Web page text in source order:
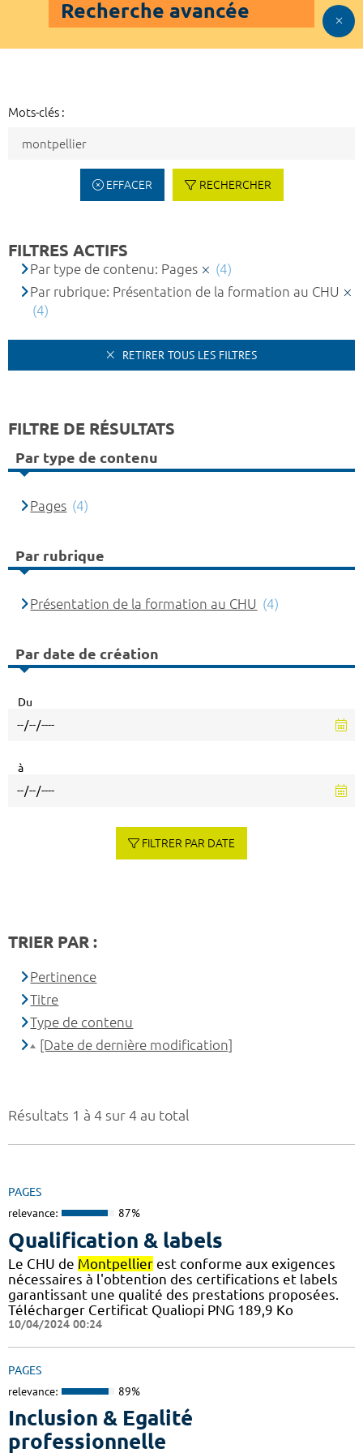
Recherche avancée
Mots-clés :
EFFACER RECHERCHER
Résultats 1 à 4 sur 4 au total
PAGES
relevance: 87%
Qualification & labels
Le CHU de Montpellier est conforme aux exigences
nécessaires à l'obtention des certifications et labels
garantissant une qualité des prestations proposées.
Télécharger Certificat Qualiopi PNG 189,9 Ko
10/04/2024 00:24
PAGES
relevance: 89%
Inclusion & Egalité
professionnelle
FILTRES ACTIFS
Par type de contenu: Pages
(4)
Par rubrique: Présentation de la formation au CHU
(4)
RETIRER TOUS LES FILTRES
FILTRE DE RÉSULTATS
Par type de contenu
Pages (4)
Par rubrique
Présentation de la formation au CHU (4)
Par date de création
Du
à
FILTRER PAR DATE
TRIER PAR :
Pertinence
Titre
Type de contenu
[Date de dernière modification]